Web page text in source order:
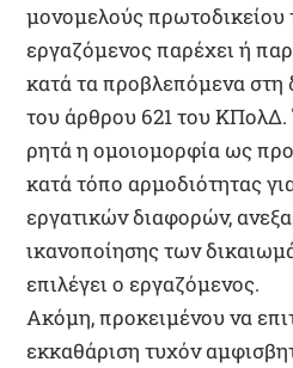
μονομελούς πρωτοδικείου
εργαζόμενος παρέχει ή
κατά τα προβλεπόμενα στη
του άρθρου 621 του ΚΠολΔ.
ρητά η ομοιομορφία ως
κατά τόπο αρμοδιότητας
εργατικών διαφορών,
ικανοποίησης των
επιλέγει ο εργαζόμενος.
Ακόμη, προκειμένου να
εκκαθάριση τυχόν